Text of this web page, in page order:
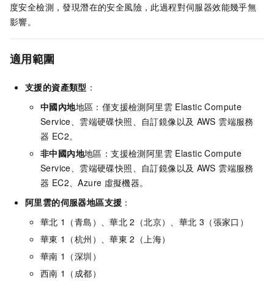
度安全檢測，發現潛在的安全風險，此過程對伺服器效能幾乎無
影響。
適用範圍
支援的資產類型 ：
中國內地地區：僅支援檢測阿里雲 Elastic Compute
Service、雲端硬碟快照、自訂鏡像以及 AWS 雲端服務
器 EC2。
非中國內地地區：支援檢測阿里雲 Elastic Compute
Service、雲端硬碟快照、自訂鏡像以及 AWS 雲端服務
器 EC2、Azure 虛擬機器。
阿里雲的伺服器地區支援 ：
華北 1（青島）、華北 2（北京）、華北 3（張家口）
華東 1（杭州）、華東 2（上海）
華南 1（深圳）
西南 1（成都）